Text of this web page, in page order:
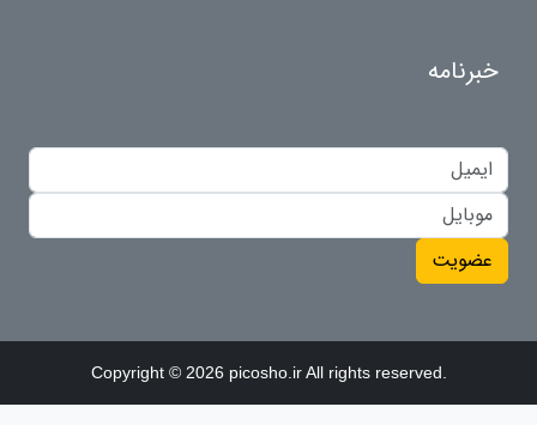
خبرنامه
عضویت
Copyright © 2026 picosho.ir All rights reserved.